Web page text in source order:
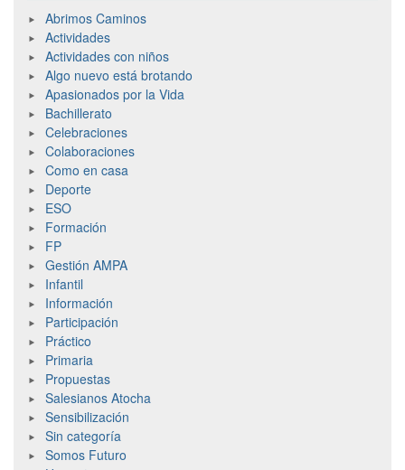
Abrimos Caminos
Actividades
Actividades con niños
Algo nuevo está brotando
Apasionados por la Vida
Bachillerato
Celebraciones
Colaboraciones
Como en casa
Deporte
ESO
Formación
FP
Gestión AMPA
Infantil
Información
Participación
Práctico
Primaria
Propuestas
Salesianos Atocha
Sensibilización
Sin categoría
Somos Futuro